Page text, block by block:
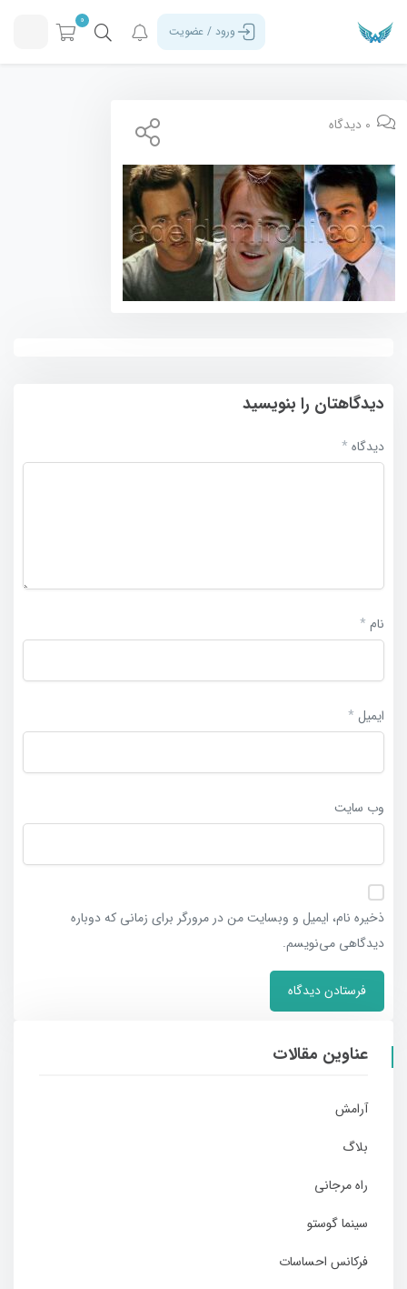
ورود / عضویت
0
0 دیدگاه
دیدگاهتان را بنویسید
دیدگاه *
نام *
ایمیل *
وب‌ سایت
ذخیره نام، ایمیل و وبسایت من در مرورگر برای زمانی که دوباره
دیدگاهی می‌نویسم.
عناوین مقالات
آرامش
بلاگ
راه مرجانی
سینما گوستو
فرکانس احساسات